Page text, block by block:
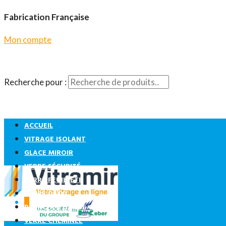
Fabrication Française
Mon compte
Recherche pour :
ACCUEIL
VITRAGE ISOLANT
GLACE MIROIR
VERRE SÉCURITÉ
VERRE FEUILLETÉ
VERRE DÉCO
PLANCHER GARDE CORPS
VERRE CHEMINÉE